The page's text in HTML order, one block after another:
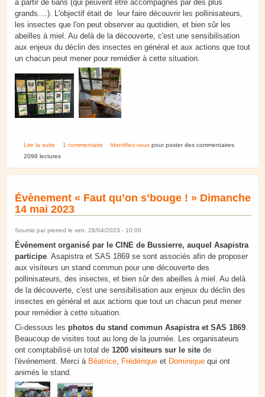
à partir de 6ans (qui peuvent être accompagnés par des plus
grands....). L'objectif était de leur faire découvrir les pollinisateurs,
les insectes que l'on peut observer au quotidien, et bien sûr les
abeilles à miel. Au delà de la découverte, c'est une sensibilisation
aux enjeux du déclin des insectes en général et aux actions que tout
un chacun peut mener pour remédier à cette situation.
Lire la suite de Mai 2023. Asapistra à la Médiathèque du Neudorf.
1 commentaire Identifiez-vous pour poster des commentaires
2098 lectures
Évènement « Faut qu’on s’bouge ! » Dimanche
14 mai 2023
Soumis par pierred le ven, 28/04/2023 - 10:00
Évènement organisé par le CINE de Bussierre, auquel Asapistra
participe. Asapistra et SAS 1869 se sont associés afin de proposer
aux visiteurs un stand commun pour une découverte des
pollinisateurs, des insectes, et bien sûr des abeilles à miel. Au delà
de la découverte, c'est une sensibilisation aux enjeux du déclin des
insectes en général et aux actions que tout un chacun peut mener
pour remédier à cette situation.
Ci-dessous les photos du stand commun Asapistra et SAS 1869.
Beaucoup de visites tout au long de la journée. Les organisateurs
ont comptabilisé un total de 1200 visiteurs sur le site de
l'événement. Merci à Béatrice, Frédérique et Dominique qui ont
animés le stand.